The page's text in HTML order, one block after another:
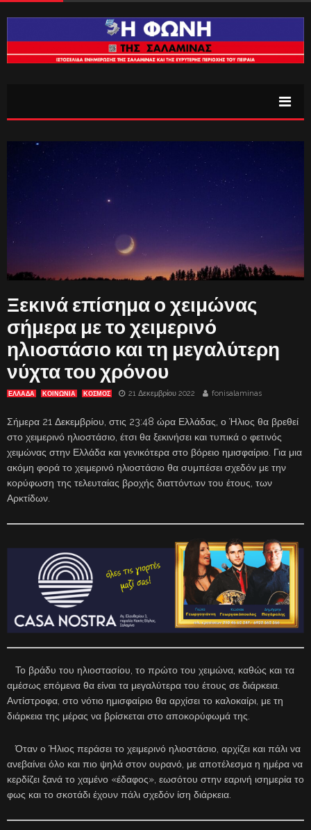
Ξεκινά επίσημα ο χειμώνας
σήμερα με το χειμερινό
ηλιοστάσιο και τη μεγαλύτερη
νύχτα του χρόνου
ΕΛΛΑΔΑ ΚΟΙΝΩΝΙΑ ΚΟΣΜΟΣ 21 Δεκεμβρίου 2022 fonisalaminas
Σήμερα 21 Δεκεμβρίου, στις 23:48 ώρα Ελλάδας, ο Ήλιος θα βρεθεί
στο χειμερινό ηλιοστάσιο, έτσι θα ξεκινήσει και τυπικά ο φετινός
χειμώνας στην Ελλάδα και γενικότερα στο βόρειο ημισφαίριο. Για μια
ακόμη φορά το χειμερινό ηλιοστάσιο θα συμπέσει σχεδόν με την
κορύφωση της τελευταίας βροχής διαττόντων του έτους, των
Αρκτίδων.
Το βράδυ του ηλιοστασίου, το πρώτο του χειμώνα, καθώς και τα
αμέσως επόμενα θα είναι τα μεγαλύτερα του έτους σε διάρκεια.
Αντίστροφα, στο νότιο ημισφαίριο θα αρχίσει το καλοκαίρι, με τη
διάρκεια της μέρας να βρίσκεται στο αποκορύφωμά της.
Όταν ο Ήλιος περάσει το χειμερινό ηλιοστάσιο, αρχίζει και πάλι να
ανεβαίνει όλο και πιο ψηλά στον ουρανό, με αποτέλεσμα η ημέρα να
κερδίζει ξανά το χαμένο «έδαφος», εωσότου στην εαρινή ισημερία το
φως και το σκοτάδι έχουν πάλι σχεδόν ίση διάρκεια.